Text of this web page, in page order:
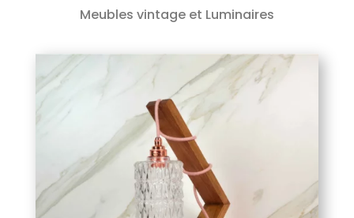
Meubles vintage et Luminaires